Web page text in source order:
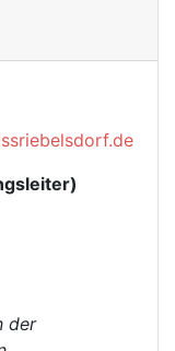
der